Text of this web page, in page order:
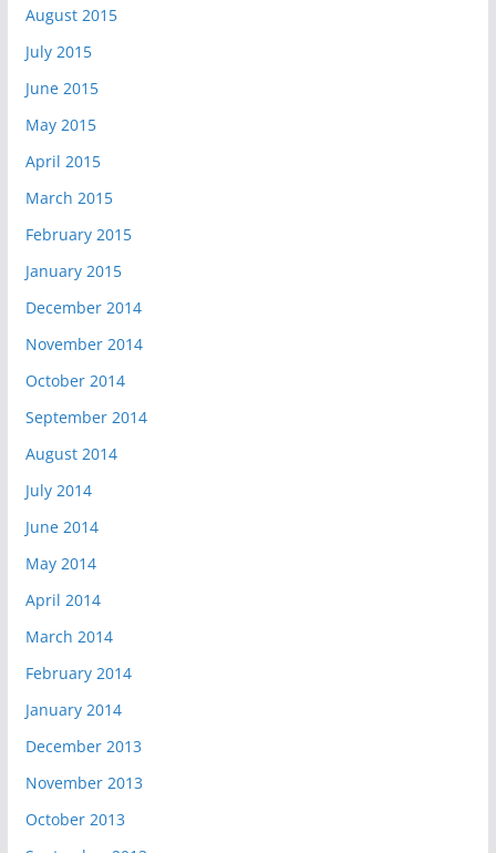
August 2015
July 2015
June 2015
May 2015
April 2015
March 2015
February 2015
January 2015
December 2014
November 2014
October 2014
September 2014
August 2014
July 2014
June 2014
May 2014
April 2014
March 2014
February 2014
January 2014
December 2013
November 2013
October 2013